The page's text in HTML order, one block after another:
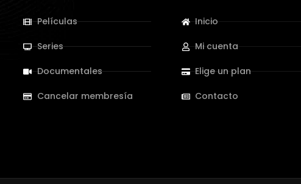
Películas
Series
Documentales
Cancelar membresía
Inicio
Mi cuenta
Elige un plan
Contacto